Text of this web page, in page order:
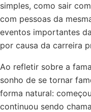
simples, como sair
com pessoas da
eventos importantes
por causa da carreira
Ao refletir sobre a
sonho de se tornar
forma natural:
continuou sendo